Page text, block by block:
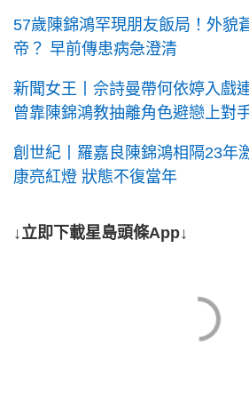
57歲陳錦鴻罕現朋友飯局！外貌
帝？ 早前傳患病急澄清
新聞女王丨佘詩曼帶何依婷入戲
曾靠陳錦鴻教抽離角色避戀上對
創世紀丨羅嘉良陳錦鴻相隔23年
康亮紅燈 狀態不復當年
↓立即下載星島頭條App↓